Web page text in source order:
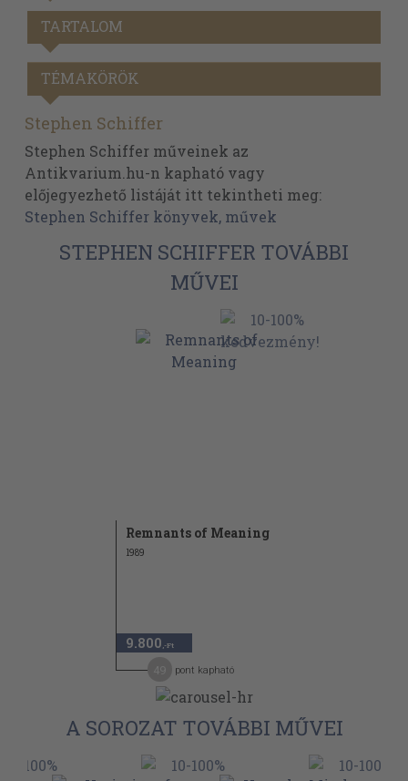
TARTALOM
TÉMAKÖRÖK
Stephen Schiffer
Stephen Schiffer műveinek az
Antikvarium.hu-n kapható vagy
előjegyezhető listáját itt tekintheti meg:
Stephen Schiffer könyvek, művek
STEPHEN SCHIFFER TOVÁBBI
MŰVEI
Remnants of Meaning
1989
9.800 ,-Ft
pont kapható
A SOROZAT TOVÁBBI MŰVEI